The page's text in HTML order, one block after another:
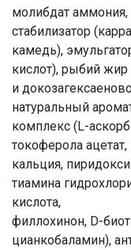
молибдат аммония,
стабилизатор
камедь),
кислот), рыбий жир
и
натуральный
комплекс (L-
токоферола
кальция,
тиамина
кислота,
филлохинон, D-
цианкобаламин),